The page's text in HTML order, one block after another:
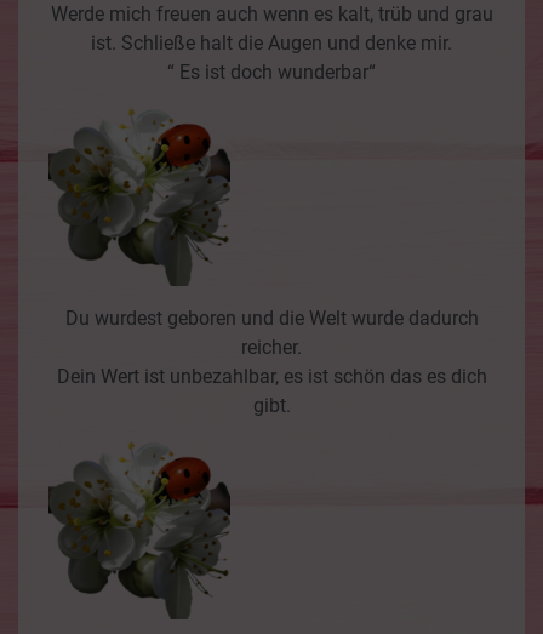
Werde mich freuen auch wenn es kalt, trüb und grau
ist. Schließe halt die Augen und denke mir.
“ Es ist doch wunderbar“
Du wurdest geboren und die Welt wurde dadurch
reicher.
Dein Wert ist unbezahlbar, es ist schön das es dich
gibt.